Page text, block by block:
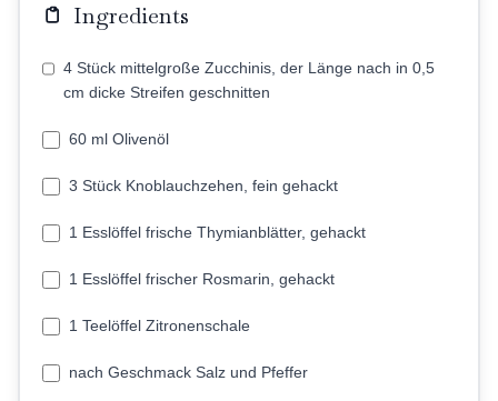
Ingredients
4 Stück mittelgroße Zucchinis, der Länge nach in 0,5
cm dicke Streifen geschnitten
60 ml Olivenöl
3 Stück Knoblauchzehen, fein gehackt
1 Esslöffel frische Thymianblätter, gehackt
1 Esslöffel frischer Rosmarin, gehackt
1 Teelöffel Zitronenschale
nach Geschmack Salz und Pfeffer